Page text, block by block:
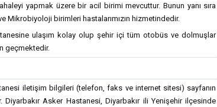
yapmak üzere bir acil birimi mevcuttur. Bunun yanı sıra
Mikrobiyoloji birimleri hastalarımızın hizmetindedir.
ulaşım kolay olup şehir içi tüm otobüs ve dolmuşlar
geçmektedir.
iletişim bilgileri (telefon, faks ve internet sitesi) sayfanın
Diyarbakır Asker Hastanesi, Diyarbakır ili Yenişehir ilçesinde